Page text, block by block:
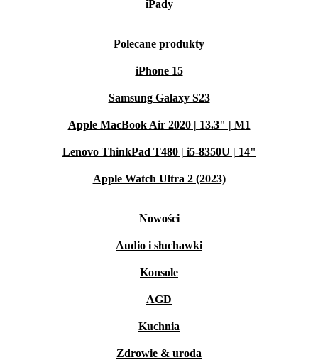
iPady
Polecane produkty
iPhone 15
Samsung Galaxy S23
Apple MacBook Air 2020 | 13.3" | M1
Lenovo ThinkPad T480 | i5-8350U | 14"
Apple Watch Ultra 2 (2023)
Nowości
Audio i słuchawki
Konsole
AGD
Kuchnia
Zdrowie & uroda